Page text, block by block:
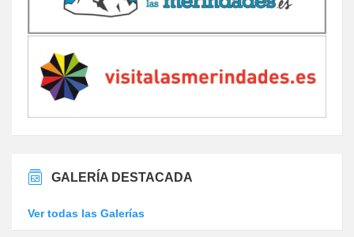
GALERÍA DESTACADA
Ver todas las Galerías